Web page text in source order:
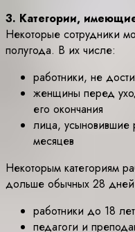
3. Категории,
Некоторые сотрудники
полугода. В их числе:
работники, не
женщины перед
его окончания
лица, усыновившие
месяцев
Некоторым категориям
дольше обычных 28
работники до 18 лет
педагоги и